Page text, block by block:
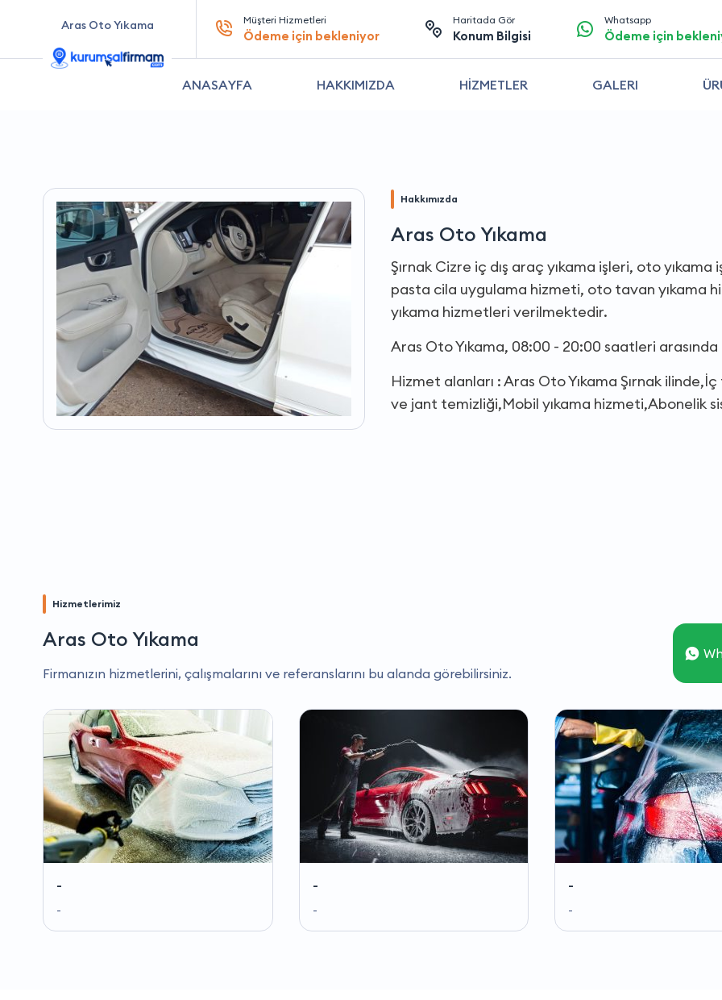
Aras Oto Yıkama Müşteri Hizmetleri
Ödeme için bekleniyor
Haritada Gör
Konum Bilgisi
Whatsapp
Ödeme için
ANASAYFA HAKKIMIZDA HİZMETLER GALERI
Hakkımızda
Aras Oto Yıkama
Şırnak Cizre iç dış araç yıkama işleri, oto
pasta cila uygulama hizmeti, oto tavan yıkama
yıkama hizmetleri verilmektedir.
Aras Oto Yıkama, 08:00 - 20:00 saatleri
Hizmet alanları : Aras Oto Yıkama Şırnak
ve jant temizliği,Mobil yıkama hizmeti,Abonelik
Hizmetlerimiz
Aras Oto Yıkama
Firmanızın hizmetlerini, çalışmalarını ve referanslarını bu alanda görebilirsiniz.
-
-
-
-
-
-